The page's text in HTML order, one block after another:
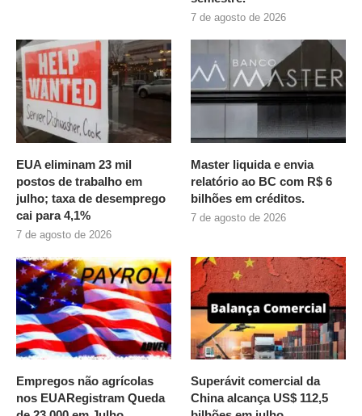
7 de agosto de 2026
EUA eliminam 23 mil
postos de trabalho em
julho; taxa de desemprego
cai para 4,1%
7 de agosto de 2026
Master liquida e envia
relatório ao BC com R$ 6
bilhões em créditos.
7 de agosto de 2026
Empregos não agrícolas
nos EUARegistram Queda
Superávit comercial da
China alcança US$ 112,5